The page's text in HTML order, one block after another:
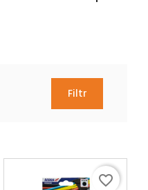
Filtr
favorite_border